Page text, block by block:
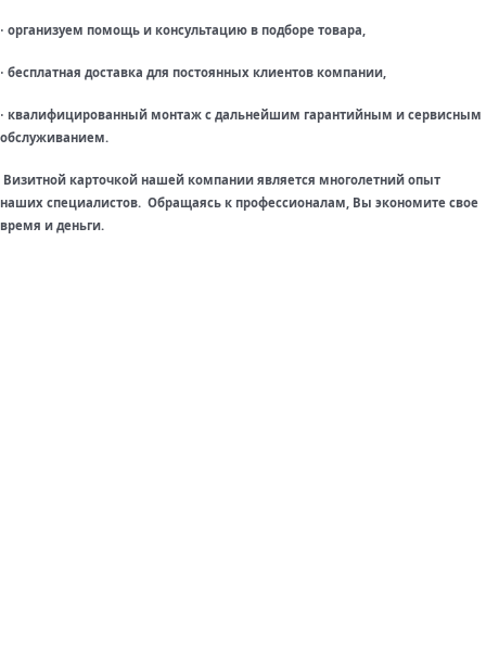
· организуем помощь и консультацию в подборе товара,
· бесплатная доставка для постоянных клиентов компании,
· квалифицированный монтаж с дальнейшим гарантийным и сервисным
обслуживанием.
Визитной карточкой нашей компании является многолетний опыт
наших специалистов. Обращаясь к профессионалам, Вы экономите свое
время и деньги.